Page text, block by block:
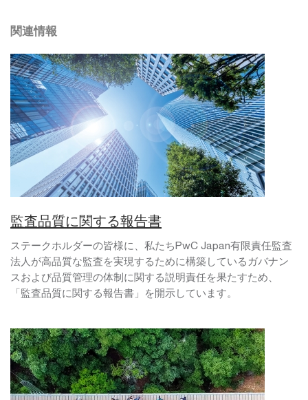
関連情報
監査品質に関する報告書
ステークホルダーの皆様に、私たちPwC Japan有限責任監査
法人が高品質な監査を実現するために構築しているガバナン
スおよび品質管理の体制に関する説明責任を果たすため、
「監査品質に関する報告書」を開示しています。